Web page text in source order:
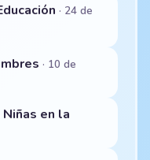
· 24 de
· 10 de
en la